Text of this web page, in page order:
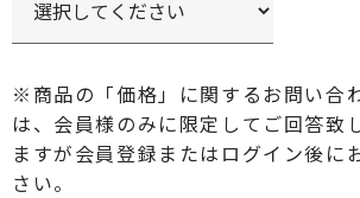
※商品の「価格」に関するお問い合
は、会員様のみに限定してご回答致
ますが会員登録またはログイン後に
さい。